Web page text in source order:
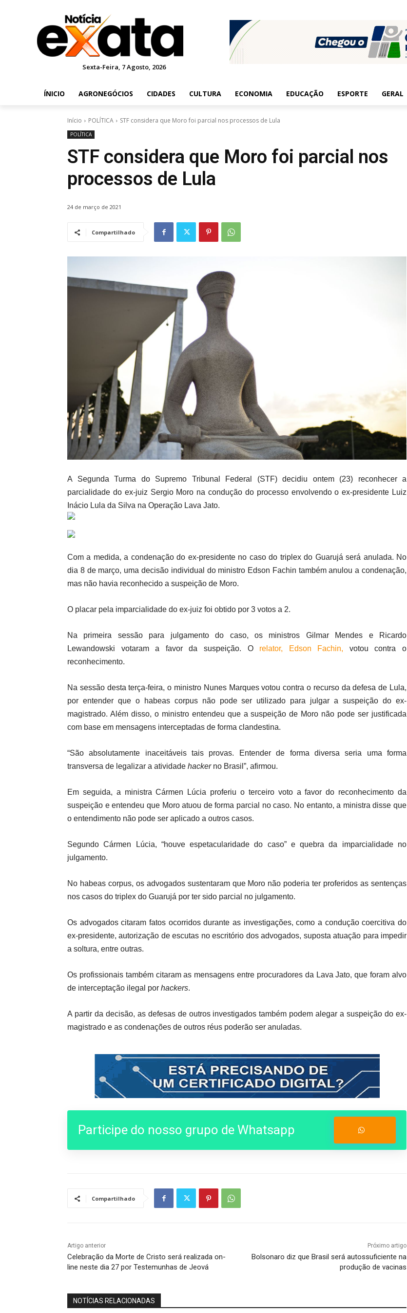
Sexta-Feira, 7 Agosto, 2026
ÍNICIO AGRONEGÓCIOS CIDADES CULTURA ECONOMIA EDUCAÇÃO ESPORTE GERAL
Início POLÍTICA STF considera que Moro foi parcial nos processos de Lula
POLÍTICA
STF considera que Moro foi parcial nos
processos de Lula
24 de março de 2021
Compartilhado
A Segunda Turma do Supremo Tribunal Federal (STF) decidiu ontem (23) reconhecer a
parcialidade do ex-juiz Sergio Moro na condução do processo envolvendo o ex-presidente Luiz
Inácio Lula da Silva na Operação Lava Jato.
Com a medida, a condenação do ex-presidente no caso do triplex do Guarujá será anulada. No
dia 8 de março, uma decisão individual do ministro Edson Fachin também anulou a condenação,
mas não havia reconhecido a suspeição de Moro.
O placar pela imparcialidade do ex-juiz foi obtido por 3 votos a 2.
Na primeira sessão para julgamento do caso, os ministros Gilmar Mendes e Ricardo
Lewandowski votaram a favor da suspeição. Orelator, Edson Fachin, votou contra o
reconhecimento.
Na sessão desta terça-feira, o ministro Nunes Marques votou contra o recurso da defesa de Lula,
por entender que o habeas corpus não pode ser utilizado para julgar a suspeição do ex-
magistrado. Além disso, o ministro entendeu que a suspeição de Moro não pode ser justificada
com base em mensagens interceptadas de forma clandestina.
“São absolutamente inaceitáveis tais provas. Entender de forma diversa seria uma forma
transversa de legalizar a atividade hacker no Brasil”, afirmou.
Em seguida, a ministra Cármen Lúcia proferiu o terceiro voto a favor do reconhecimento da
suspeição e entendeu que Moro atuou de forma parcial no caso. No entanto, a ministra disse que
o entendimento não pode ser aplicado a outros casos.
Segundo Cármen Lúcia, “houve espetacularidade do caso” e quebra da imparcialidade no
julgamento.
No habeas corpus, os advogados sustentaram que Moro não poderia ter proferidos as sentenças
nos casos do triplex do Guarujá por ter sido parcial no julgamento.
Os advogados citaram fatos ocorridos durante as investigações, como a condução coercitiva do
ex-presidente, autorização de escutas no escritório dos advogados, suposta atuação para impedir
a soltura, entre outras.
Os profissionais também citaram as mensagens entre procuradores da Lava Jato, que foram alvo
de interceptação ilegal por hackers.
A partir da decisão, as defesas de outros investigados também podem alegar a suspeição do ex-
magistrado e as condenações de outros réus poderão ser anuladas.
Participe do nosso grupo de Whatsapp
Compartilhado
Artigo anterior
Celebração da Morte de Cristo será realizada on-
line neste dia 27 por Testemunhas de Jeová
Próximo artigo
Bolsonaro diz que Brasil será autossuficiente na
produção de vacinas
NOTÍCIAS RELACIONADAS